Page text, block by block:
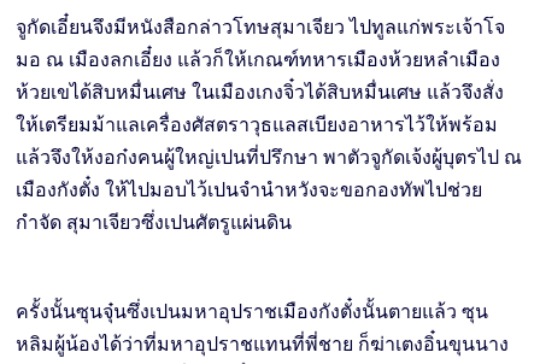
จูกัดเอี๋ยนจึงมีหนังสือกล่าวโทษสุมาเจียว ไปทูลแก่พระเจ้าโจ
มอ ณ เมืองลกเอี๋ยง แล้วก็ให้เกณฑ์ทหารเมืองห้วยหลำเมือง
ห้วยเขได้สิบหมื่นเศษ ในเมืองเกงจิ๋วได้สิบหมื่นเศษ แล้วจึงสั่ง
ให้เตรียมม้าแลเครื่องศัสตราวุธแลสเบียงอาหารไว้ให้พร้อม
แล้วจึงให้งอก๋งคนผู้ใหญ่เปนที่ปรึกษา พาตัวจูกัดเจ้งผู้บุตรไป ณ
เมืองกังตั๋ง ให้ไปมอบไว้เปนจำนำหวังจะขอกองทัพไปช่วย
กำจัด สุมาเจียวซึ่งเปนศัตรูแผ่นดิน
ครั้งนั้นซุนจุ๋นซึ่งเปนมหาอุปราชเมืองกังตั๋งนั้นตายแล้ว ซุน
หลิมผู้น้องได้ว่าที่มหาอุปราชแทนที่พี่ชาย ก็ฆ่าเตงอิ๋นขุนนาง